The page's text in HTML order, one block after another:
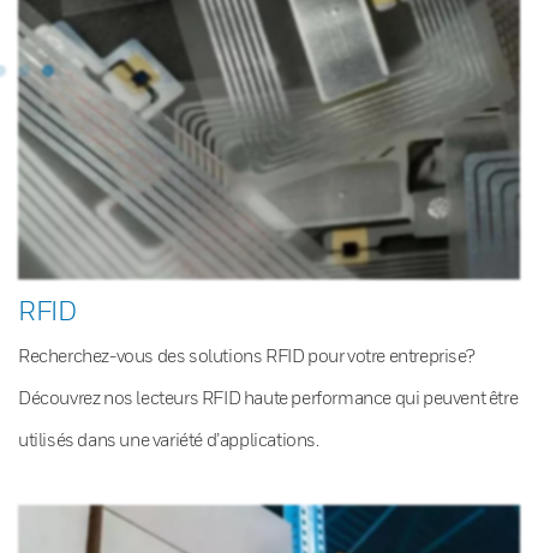
RFID
Recherchez-vous des solutions RFID pour votre entreprise?
Découvrez nos lecteurs RFID haute performance qui peuvent être
utilisés dans une variété d’applications.